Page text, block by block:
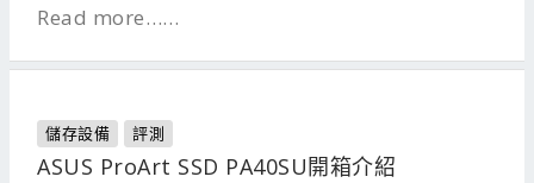
Read more……
儲存設備 評測
ASUS ProArt SSD PA40SU開箱介紹